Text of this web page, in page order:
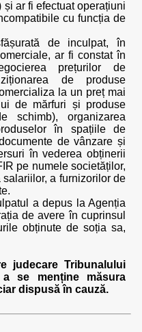
ar fi efectuat operațiuni
cu funcția de
de inculpat, în
ar fi constat în
prețurilor de
de produse
la un preț mai
de mărfuri și produse
schimb), organizarea
în spațiile de
de vânzare și
în vederea obținerii
pe numele societăților,
a furnizorilor de
a depus la Agenția
de avere în cuprinsul
obținute de soția sa,
judecare Tribunalului
se menține măsura
dispusă în cauză.